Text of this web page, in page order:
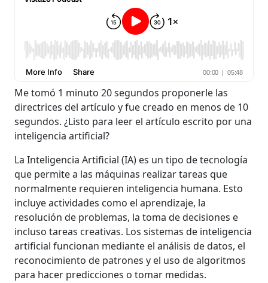
Me tomó 1 minuto 20 segundos proponerle las
directrices del artículo y fue creado en menos de 10
segundos. ¿Listo para leer el artículo escrito por una
inteligencia artificial?
La Inteligencia Artificial (IA) es un tipo de tecnología
que permite a las máquinas realizar tareas que
normalmente requieren inteligencia humana. Esto
incluye actividades como el aprendizaje, la
resolución de problemas, la toma de decisiones e
incluso tareas creativas. Los sistemas de inteligencia
artificial funcionan mediante el análisis de datos, el
reconocimiento de patrones y el uso de algoritmos
para hacer predicciones o tomar medidas.